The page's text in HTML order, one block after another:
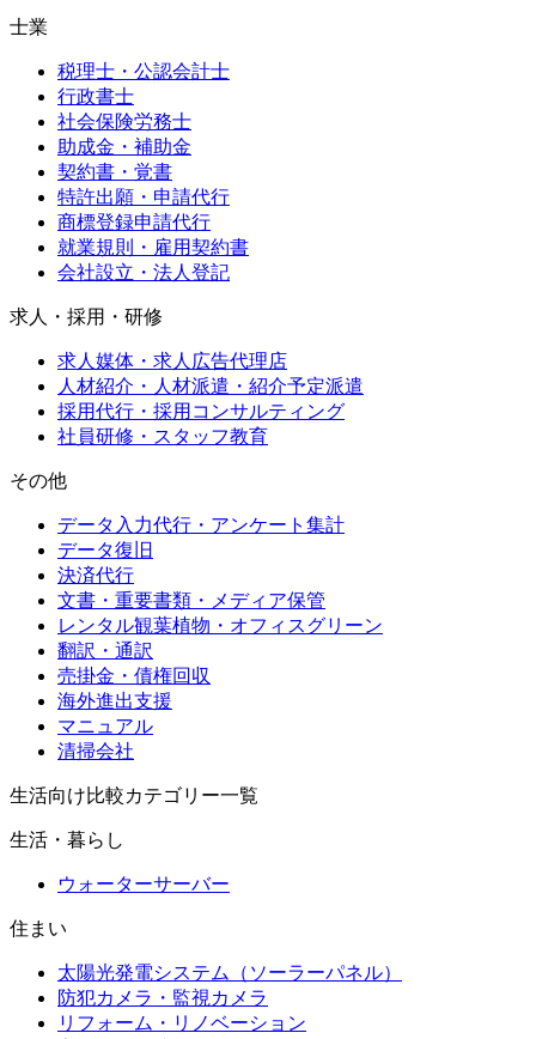
士業
税理士・公認会計士
行政書士
社会保険労務士
助成金・補助金
契約書・覚書
特許出願・申請代行
商標登録申請代行
就業規則・雇用契約書
会社設立・法人登記
求人・採用・研修
求人媒体・求人広告代理店
人材紹介・人材派遣・紹介予定派遣
採用代行・採用コンサルティング
社員研修・スタッフ教育
その他
データ入力代行・アンケート集計
データ復旧
決済代行
文書・重要書類・メディア保管
レンタル観葉植物・オフィスグリーン
翻訳・通訳
売掛金・債権回収
海外進出支援
マニュアル
清掃会社
生活向け比較カテゴリー一覧
生活・暮らし
ウォーターサーバー
住まい
太陽光発電システム（ソーラーパネル）
防犯カメラ・監視カメラ
リフォーム・リノベーション